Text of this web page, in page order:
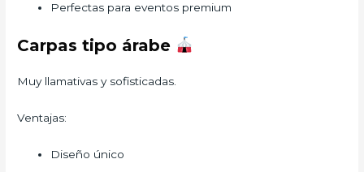
Perfectas para eventos premium
Carpas tipo árabe
Muy llamativas y sofisticadas.
Ventajas:
Diseño único